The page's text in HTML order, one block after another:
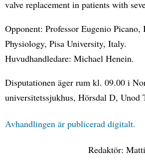
valve replacement in patients with
Opponent: Professor Eugenio
Physiology, Pisa University, Italy.
Huvudhandledare: Michael Henein.
Disputationen äger rum kl. 09.00 i
universitetssjukhus, Hörsdal D, Unod
Avhandlingen är publicerad digitalt.
Redaktör: